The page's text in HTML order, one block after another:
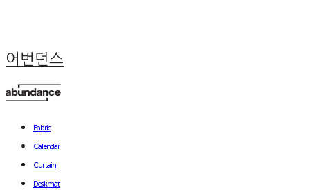
어번던스
Fabric
Calendar
Curtain
Deskmat